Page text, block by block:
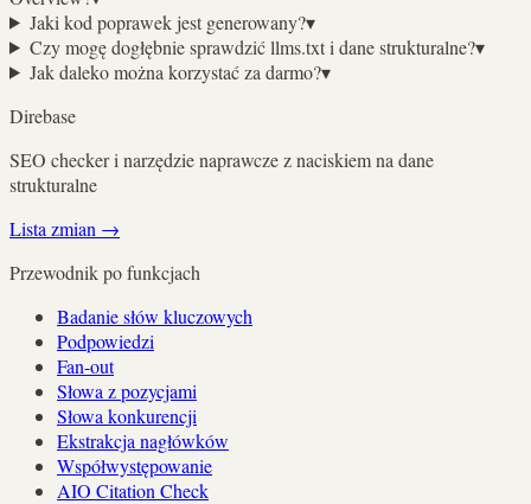
Jaki kod poprawek jest generowany?▾
Czy mogę dogłębnie sprawdzić llms.txt i dane strukturalne?▾
Jak daleko można korzystać za darmo?▾
Direbase
SEO checker i narzędzie naprawcze z naciskiem na dane
strukturalne
Lista zmian →
Przewodnik po funkcjach
Badanie słów kluczowych
Podpowiedzi
Fan-out
Słowa z pozycjami
Słowa konkurencji
Ekstrakcja nagłówków
Współwystępowanie
AIO Citation Check